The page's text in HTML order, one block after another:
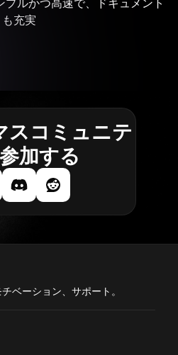
ルかつ高速で、ドキュメント
も充実
スコミュニテ
加する
ベーション、サポート。